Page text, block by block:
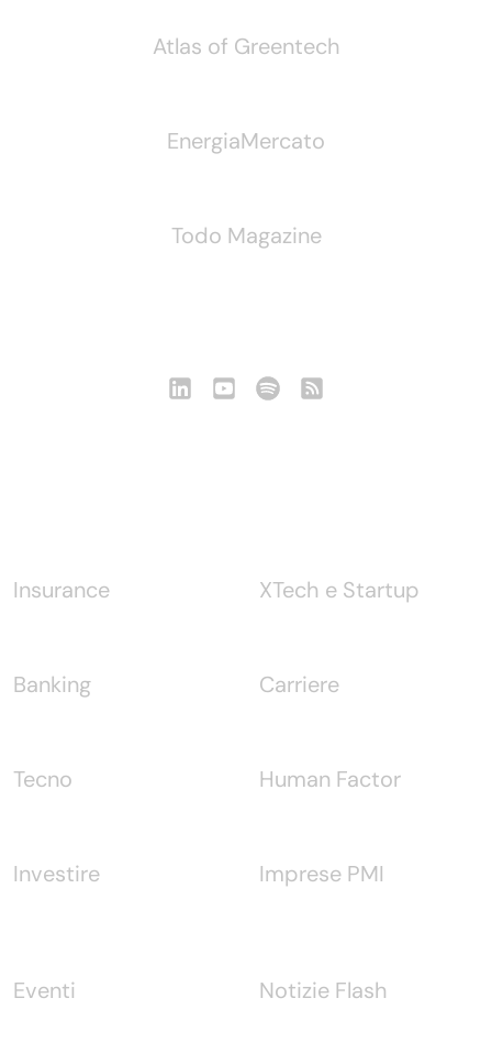
Atlas of Greentech
EnergiaMercato
Todo Magazine
Insurance
Banking
Tecno
Investire
XTech e Startup
Carriere
Human Factor
Imprese PMI
Eventi Notizie Flash